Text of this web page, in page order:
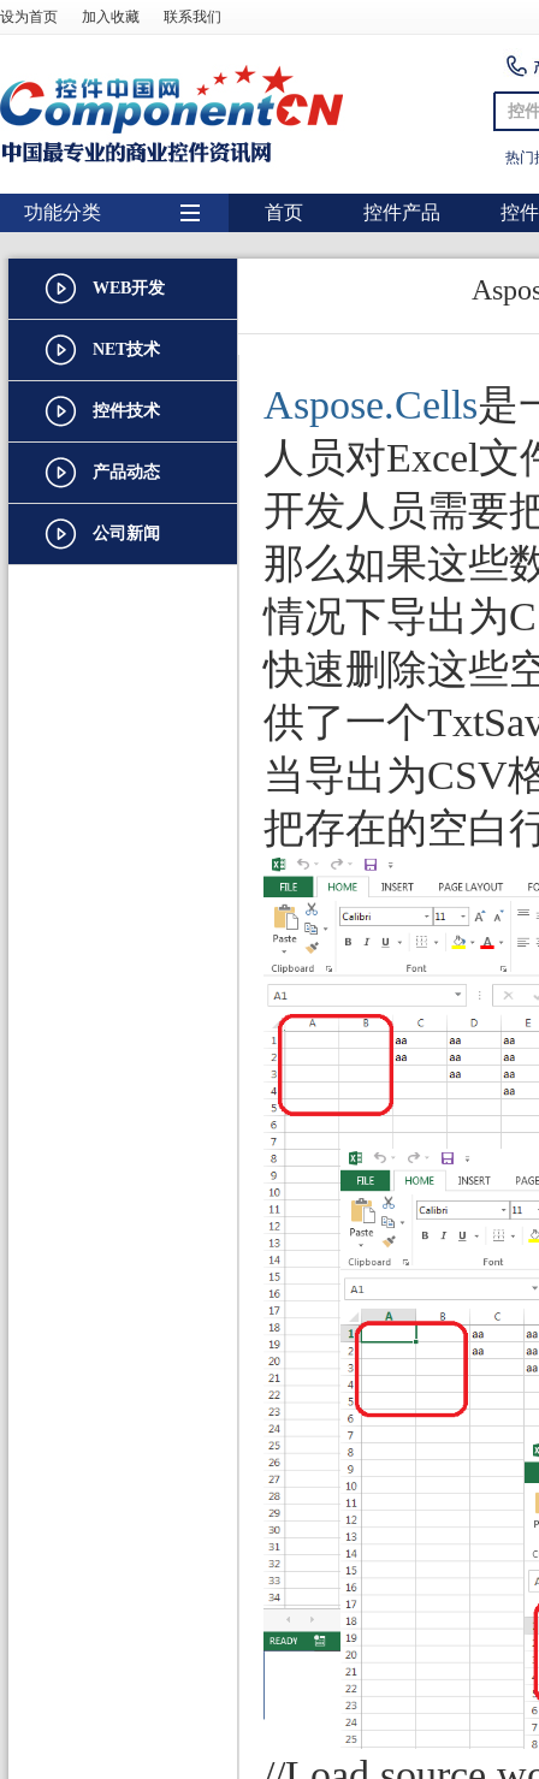
设为首页 加入收藏 联系我们
控
热门
功能分类
用户界面
报表
图表
图形图像处理
扫描识别
数据库
条形码
首页 控件产品 控
WEB开发
NET技术
控件技术
产品动态
公司新闻
Aspose.Cells是
人员对Excel
开发人员需要
那么如果这些
情况下导出为
快速删除这些
供了一个
当导出为CSV
把存在的空白